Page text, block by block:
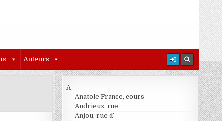
Auteurs
A
Anatole France, cours
Andrieux, rue
Anjou, rue d’